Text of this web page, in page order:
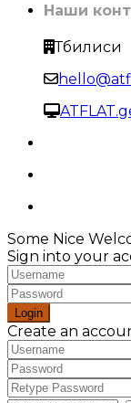
Наши
Тбилиси
Some Nice
Sign into your
Login
Create an